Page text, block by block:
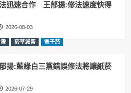
迅速合作 王郁揚:修法速度快得
2026-08-03
菸草減害 電子菸
揚:藍綠白三黨錯誤修法將讓紙菸
2026-07-29